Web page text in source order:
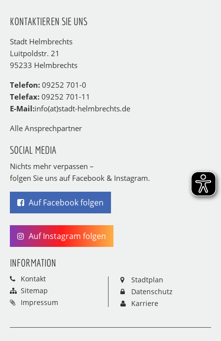
KONTAKTIEREN SIE UNS
Stadt Helmbrechts
Luitpoldstr. 21
95233 Helmbrechts
Telefon: 09252 701-0
Telefax: 09252 701-11
E-Mail:info(at)stadt-helmbrechts.de
Alle Ansprechpartner
SOCIAL MEDIA
Nichts mehr verpassen –
folgen Sie uns auf Facebook & Instagram.
Auf Facebook folgen
Auf Instagram folgen
INFORMATION
Kontakt
Sitemap
Impressum
Stadtplan
Datenschutz
Karriere